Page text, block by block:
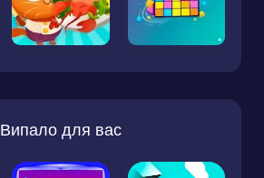
Випало для вас